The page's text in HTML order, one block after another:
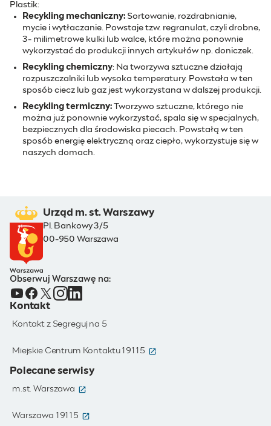
Plastik:
Recykling mechaniczny: Sortowanie, rozdrabnianie,
mycie i wytłaczanie. Powstaje tzw. regranulat, czyli drobne,
3- milimetrowe kulki lub walce, które można ponownie
wykorzystać do produkcji innych artykułów np. doniczek.
Recykling chemiczny: Na tworzywa sztuczne działają
rozpuszczalniki lub wysoka temperatury. Powstała w ten
sposób ciecz lub gaz jest wykorzystana w dalszej produkcji.
Recykling termiczny: Tworzywo sztuczne, którego nie
można już ponownie wykorzystać, spala się w specjalnych,
bezpiecznych dla środowiska piecach. Powstałą w ten
sposób energię elektryczną oraz ciepło, wykorzystuje się w
naszych domach.
Urząd m. st. Warszawy
Pl. Bankowy 3/5
00-950 Warszawa
Obserwuj Warszawę na:
Kontakt
Kontakt z Segreguj na 5
Miejskie Centrum Kontaktu 19115 (otwiera się w nowym oknie)
Polecane serwisy
m.st. Warszawa (otwiera się w nowym oknie)
Warszawa 19115 (otwiera się w nowym oknie)